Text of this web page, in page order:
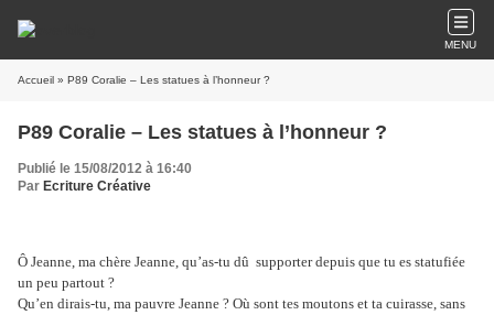
MENU
Accueil » P89 Coralie – Les statues à l’honneur ?
P89 Coralie – Les statues à l’honneur ?
Publié le 15/08/2012 à 16:40
Par Ecriture Créative
Ô Jeanne, ma chère Jeanne, qu’as-tu dû supporter depuis que tu es statufiée
un peu partout ?
Qu’en dirais-tu, ma pauvre Jeanne ? Où sont tes moutons et ta cuirasse, sans